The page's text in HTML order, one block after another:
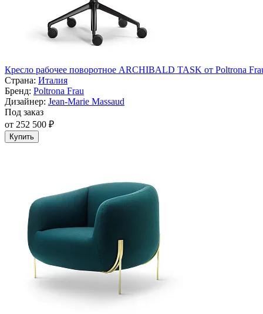
Кресло рабочее поворотное ARCHIBALD TASK от Poltrona
Страна: Италия
Бренд: Poltrona Frau
Дизайнер: Jean-Marie Massaud
Под заказ
от 252 500 ₽
Купить